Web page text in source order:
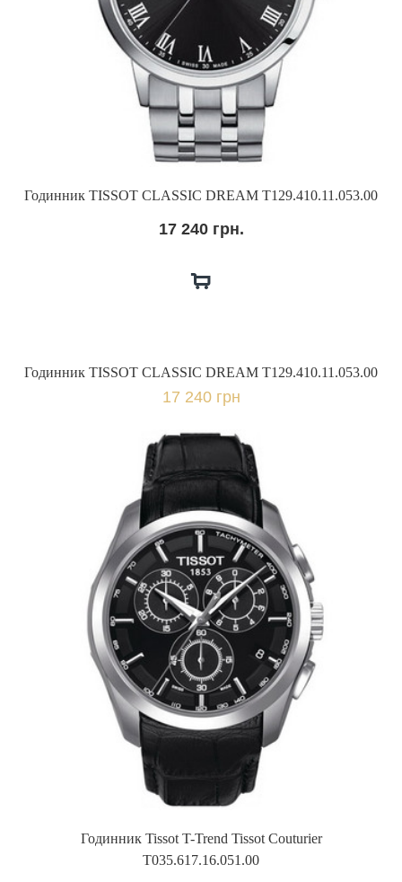
Годинник TISSOT CLASSIC DREAM T129.410.11.053.00
17 240 грн.
Годинник TISSOT CLASSIC DREAM T129.410.11.053.00
17 240 грн
Годинник Tissot T-Trend Tissot Couturier
T035.617.16.051.00